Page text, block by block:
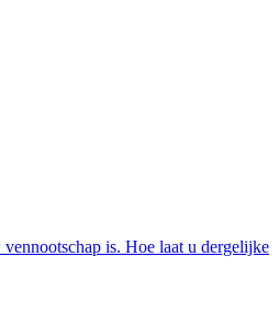
is. Hoe laat u dergelijke